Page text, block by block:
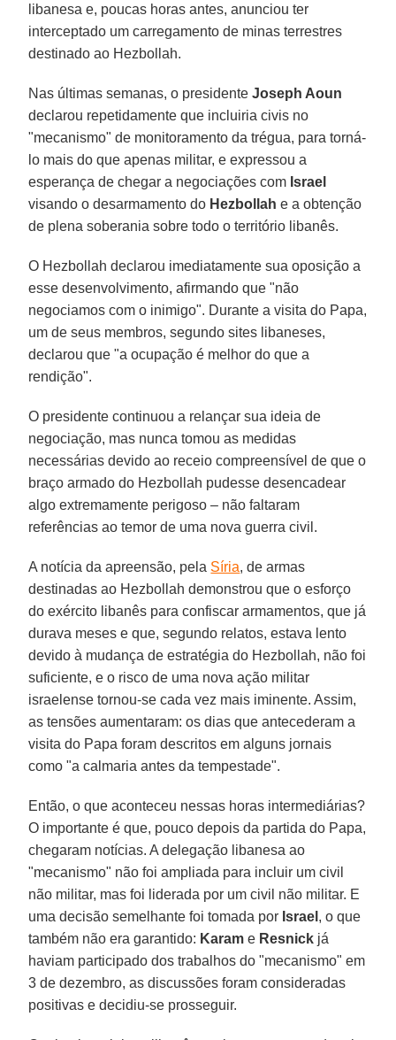
libanesa e, poucas horas antes, anunciou ter
interceptado um carregamento de minas terrestres
destinado ao Hezbollah.
Nas últimas semanas, o presidenteJoseph Aoun
declarou repetidamente que incluiria civis no
"mecanismo" de monitoramento da trégua, para torná-
lo mais do que apenas militar, e expressou a
esperança de chegar a negociações com Israel
visando o desarmamento do Hezbollah e a obtenção
de plena soberania sobre todo o território libanês.
O Hezbollah declarou imediatamente sua oposição a
esse desenvolvimento, afirmando que "não
negociamos com o inimigo". Durante a visita do Papa,
um de seus membros, segundo sites libaneses,
declarou que "a ocupação é melhor do que a
rendição".
O presidente continuou a relançar sua ideia de
negociação, mas nunca tomou as medidas
necessárias devido ao receio compreensível de que o
braço armado do Hezbollah pudesse desencadear
algo extremamente perigoso – não faltaram
referências ao temor de uma nova guerra civil.
A notícia da apreensão, pela Síria, de armas
destinadas ao Hezbollah demonstrou que o esforço
do exército libanês para confiscar armamentos, que já
durava meses e que, segundo relatos, estava lento
devido à mudança de estratégia do Hezbollah, não foi
suficiente, e o risco de uma nova ação militar
israelense tornou-se cada vez mais iminente. Assim,
as tensões aumentaram: os dias que antecederam a
visita do Papa foram descritos em alguns jornais
como "a calmaria antes da tempestade".
Então, o que aconteceu nessas horas intermediárias?
O importante é que, pouco depois da partida do Papa,
chegaram notícias. A delegação libanesa ao
"mecanismo" não foi ampliada para incluir um civil
não militar, mas foi liderada por um civil não militar. E
uma decisão semelhante foi tomada por Israel , o que
também não era garantido: Karam e Resnick já
haviam participado dos trabalhos do "mecanismo" em
3 de dezembro, as discussões foram consideradas
positivas e decidiu-se prosseguir.